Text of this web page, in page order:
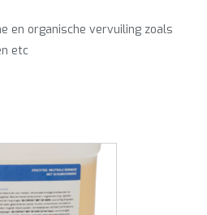
en organische vervuiling zoals
etc
niet-ionische tensides